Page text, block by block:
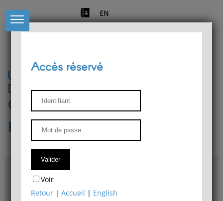
EN
Université de Liège
Département de philosophie
Centre de recherches
phénoménologiques
Accès & plans
Bibliothèque du Département de philosophie
Accès réservé
Voir
Retour |Accueil | English